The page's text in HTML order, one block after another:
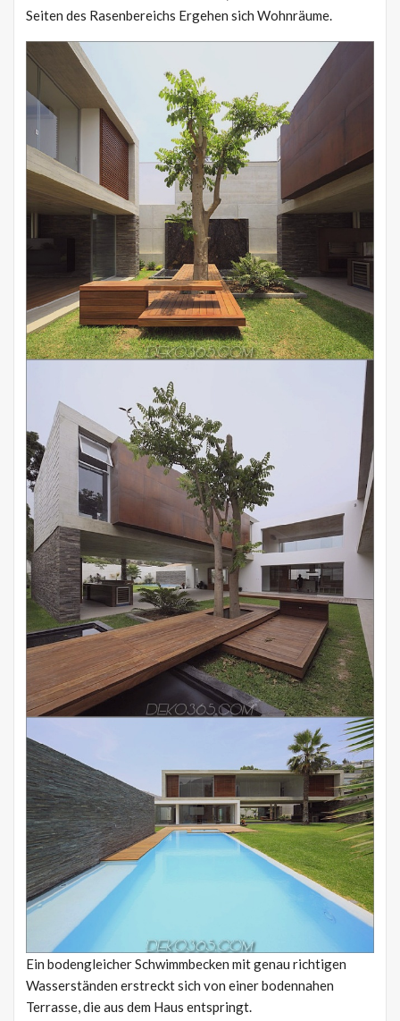
Seiten des Rasenbereichs Ergehen sich Wohnräume.
Ein bodengleicher Schwimmbecken mit genau richtigen
Wasserständen erstreckt sich von einer bodennahen
Terrasse, die aus dem Haus entspringt.